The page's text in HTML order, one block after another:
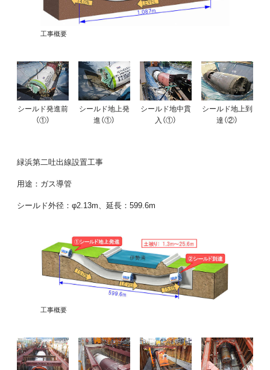
工事概要
シールド発進前
（①）
シールド地上発
進（①）
シールド地中貫
入（①）
シールド地上到
達（②）
緑浜第二吐出線設置工事
用途：ガス導管
シールド外径：φ2.13m、延長：599.6m
工事概要